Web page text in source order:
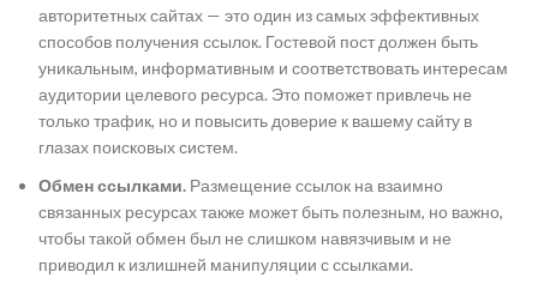
авторитетных сайтах — это один из самых эффективных
способов получения ссылок. Гостевой пост должен быть
уникальным, информативным и соответствовать интересам
аудитории целевого ресурса. Это поможет привлечь не
только трафик, но и повысить доверие к вашему сайту в
глазах поисковых систем.
Обмен ссылками. Размещение ссылок на взаимно
связанных ресурсах также может быть полезным, но важно,
чтобы такой обмен был не слишком навязчивым и не
приводил к излишней манипуляции с ссылками.